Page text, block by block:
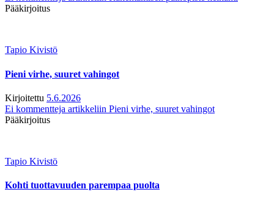
Pääkirjoitus
Tapio Kivistö
Pieni virhe, suuret vahingot
Kirjoitettu 5.6.2026
Ei kommentteja artikkeliin Pieni virhe, suuret vahingot
Pääkirjoitus
Tapio Kivistö
Kohti tuottavuuden parempaa puolta